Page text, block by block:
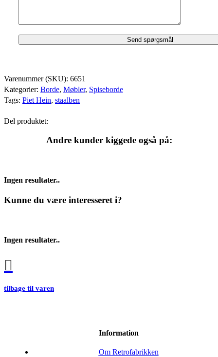
Varenummer (SKU): 6651
Kategorier: Borde, Møbler, Spiseborde
Tags: Piet Hein, staalben
Del produktet:
Andre kunder kiggede også på:
Ingen resultater..
Kunne du være interesseret i?
Ingen resultater..
tilbage til varen
Information
Om Retrofabrikken